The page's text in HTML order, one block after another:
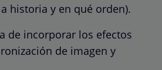
historia y en qué orden).
de incorporar los efectos
de imagen y